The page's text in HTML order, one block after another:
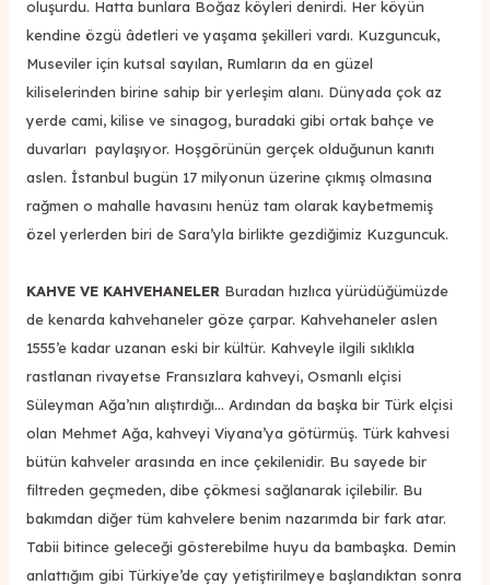
oluşurdu. Hatta bunlara Boğaz köyleri denirdi. Her köyün
kendine özgü âdetleri ve yaşama şekilleri vardı. Kuzguncuk,
Museviler için kutsal sayılan, Rumların da en güzel
kiliselerinden birine sahip bir yerleşim alanı. Dünyada çok az
yerde cami, kilise ve sinagog, buradaki gibi ortak bahçe ve
duvarları paylaşıyor. Hoşgörünün gerçek olduğunun kanıtı
aslen. İstanbul bugün 17 milyonun üzerine çıkmış olmasına
rağmen o mahalle havasını henüz tam olarak kaybetmemiş
özel yerlerden biri de Sara’yla birlikte gezdiğimiz Kuzguncuk.
KAHVE VE KAHVEHANELER Buradan hızlıca yürüdüğümüzde
de kenarda kahvehaneler göze çarpar. Kahvehaneler aslen
1555’e kadar uzanan eski bir kültür. Kahveyle ilgili sıklıkla
rastlanan rivayetse Fransızlara kahveyi, Osmanlı elçisi
Süleyman Ağa’nın alıştırdığı... Ardından da başka bir Türk elçisi
olan Mehmet Ağa, kahveyi Viyana’ya götürmüş. Türk kahvesi
bütün kahveler arasında en ince çekilenidir. Bu sayede bir
filtreden geçmeden, dibe çökmesi sağlanarak içilebilir. Bu
bakımdan diğer tüm kahvelere benim nazarımda bir fark atar.
Tabii bitince geleceği gösterebilme huyu da bambaşka. Demin
anlattığım gibi Türkiye’de çay yetiştirilmeye başlandıktan sonra